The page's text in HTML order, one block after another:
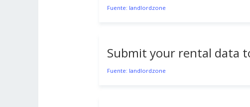
Fuente: landlordzone
Submit your rental data
Fuente: landlordzone